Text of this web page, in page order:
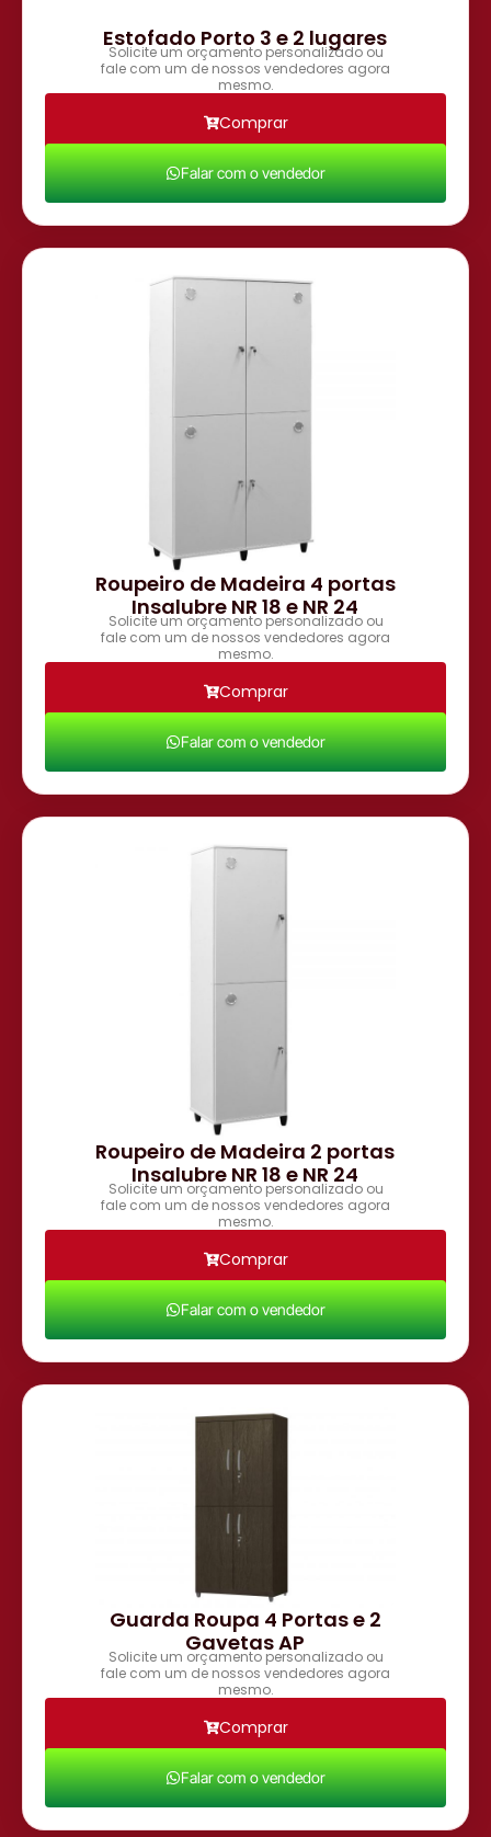
Estofado Porto 3 e 2 lugares
Solicite um orçamento personalizado ou
fale com um de nossos vendedores agora
mesmo.
Comprar
Falar com o vendedor
Roupeiro de Madeira 4 portas
Insalubre NR 18 e NR 24
Solicite um orçamento personalizado ou
fale com um de nossos vendedores agora
mesmo.
Comprar
Falar com o vendedor
Roupeiro de Madeira 2 portas
Insalubre NR 18 e NR 24
Solicite um orçamento personalizado ou
fale com um de nossos vendedores agora
mesmo.
Comprar
Falar com o vendedor
Guarda Roupa 4 Portas e 2
Gavetas AP
Solicite um orçamento personalizado ou
fale com um de nossos vendedores agora
mesmo.
Comprar
Falar com o vendedor